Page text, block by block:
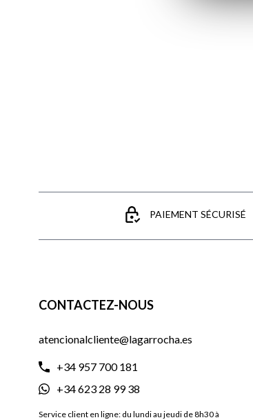
PAIEMENT SÉCURISÉ
CONTACTEZ-NOUS
atencionalcliente@lagarrocha.es
+34 957 700 181
+34 623 28 99 38
Service client en ligne: du lundi au jeudi de 8h30 à